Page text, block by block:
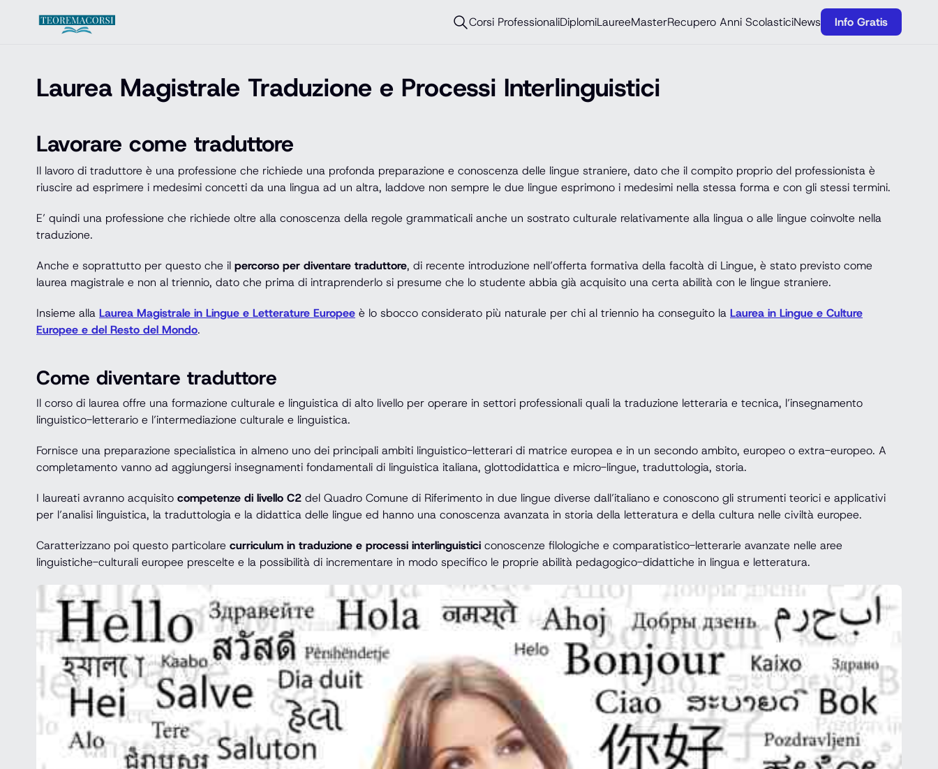
Corsi ProfessionaliDiplomiLaureeMasterRecupero Anni ScolasticiNews Info Gratis
Laurea Magistrale Traduzione e Processi Interlinguistici
Lavorare come traduttore
Il lavoro di traduttore è una professione che richiede una profonda preparazione e conoscenza delle lingue straniere, dato che il compito proprio del professionista è
riuscire ad esprimere i medesimi concetti da una lingua ad un altra, laddove non sempre le due lingue esprimono i medesimi nella stessa forma e con gli stessi termini.
E’ quindi una professione che richiede oltre alla conoscenza della regole grammaticali anche un sostrato culturale relativamente alla lingua o alle lingue coinvolte nella
traduzione.
Anche e soprattutto per questo che il percorso per diventare traduttore, di recente introduzione nell’offerta formativa della facoltà di Lingue, è stato previsto come
laurea magistrale e non al triennio, dato che prima di intraprenderlo si presume che lo studente abbia già acquisito una certa abilità con le lingue straniere.
Insieme alla Laurea Magistrale in Lingue e Letterature Europee è lo sbocco considerato più naturale per chi al triennio ha conseguito la Laurea in Lingue e Culture
Europee e del Resto del Mondo.
Come diventare traduttore
Il corso di laurea offre una formazione culturale e linguistica di alto livello per operare in settori professionali quali la traduzione letteraria e tecnica, l’insegnamento
linguistico-letterario e l’intermediazione culturale e linguistica.
Fornisce una preparazione specialistica in almeno uno dei principali ambiti linguistico-letterari di matrice europea e in un secondo ambito, europeo o extra-europeo. A
completamento vanno ad aggiungersi insegnamenti fondamentali di linguistica italiana, glottodidattica e micro-lingue, traduttologia, storia.
I laureati avranno acquisito competenze di livello C2 del Quadro Comune di Riferimento in due lingue diverse dall’italiano e conoscono gli strumenti teorici e applicativi
per l’analisi linguistica, la traduttologia e la didattica delle lingue ed hanno una conoscenza avanzata in storia della letteratura e della cultura nelle civiltà europee.
Caratterizzano poi questo particolare curriculum in traduzione e processi interlinguistici conoscenze filologiche e comparatistico-letterarie avanzate nelle aree
linguistiche-culturali europee prescelte e la possibilità di incrementare in modo specifico le proprie abilità pedagogico-didattiche in lingua e letteratura.